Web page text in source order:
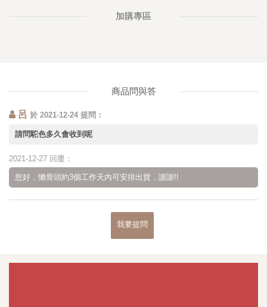
加購專區
商品問與答
呂 於 2021-12-24 提問：
請問駝色多久會收到呢
2021-12-27 回覆：
您好，懶骨頭約3個工作天內可安排出貨，謝謝!!
我要提問